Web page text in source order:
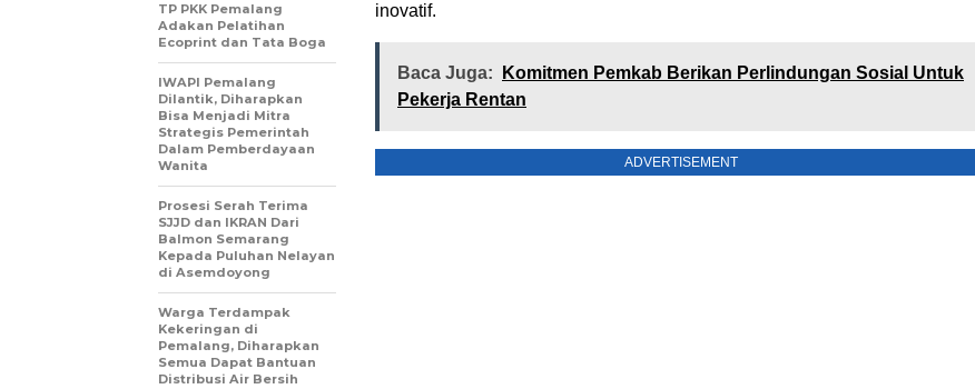
inovatif.
Baca Juga:
Komitmen Pemkab Berikan Perlindungan Sosial Untuk
Pekerja Rentan
ADVERTISEMENT
TP PKK Pemalang
Adakan Pelatihan
Ecoprint dan Tata Boga
IWAPI Pemalang
Dilantik, Diharapkan
Bisa Menjadi Mitra
Strategis Pemerintah
Dalam Pemberdayaan
Wanita
Prosesi Serah Terima
SJJD dan IKRAN Dari
Balmon Semarang
Kepada Puluhan Nelayan
di Asemdoyong
Warga Terdampak
Kekeringan di
Pemalang, Diharapkan
Semua Dapat Bantuan
Distribusi Air Bersih